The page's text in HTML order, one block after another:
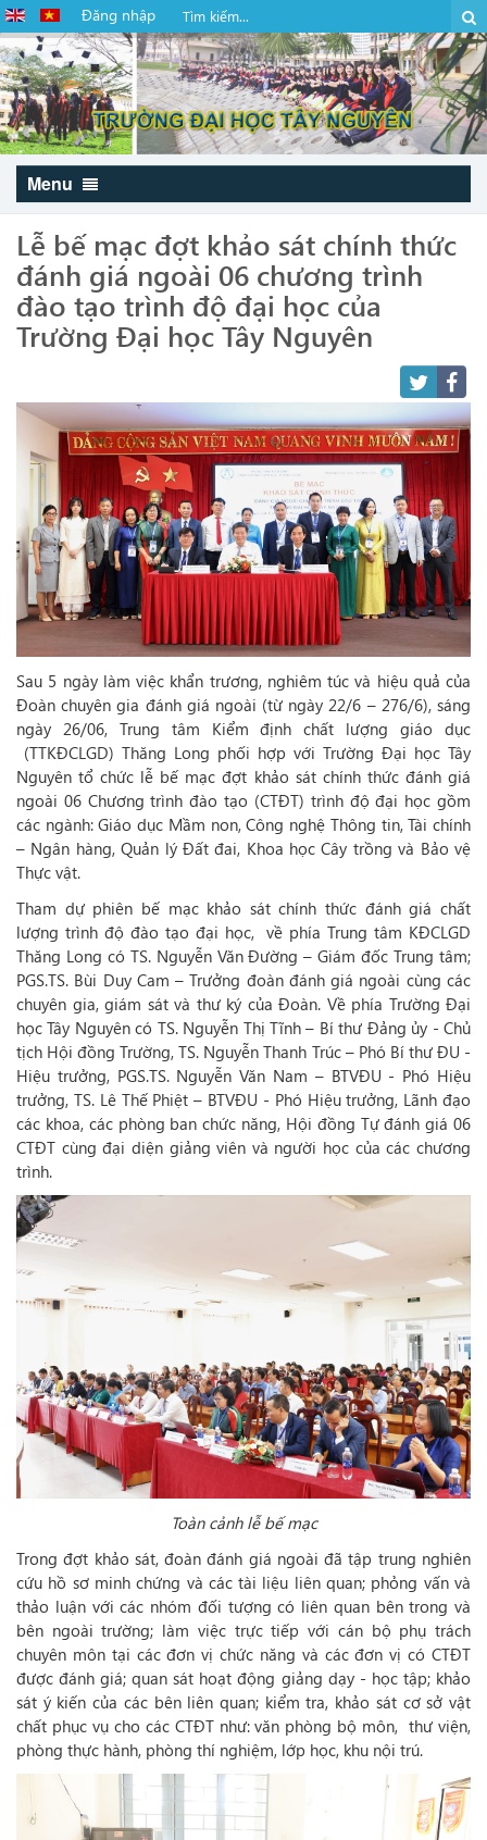
Đăng nhập
Menu
Lễ bế mạc đợt khảo sát chính thức
đánh giá ngoài 06 chương trình
đào tạo trình độ đại học của
Trường Đại học Tây Nguyên
Sau 5 ngày làm việc khẩn trương, nghiêm túc và hiệu quả của
Đoàn chuyên gia đánh giá ngoài (từ ngày 22/6 – 276/6), sáng
ngày 26/06, Trung tâm Kiểm định chất lượng giáo dục
(TTKĐCLGD) Thăng Long phối hợp với Trường Đại học Tây
Nguyên tổ chức lễ bế mạc đợt khảo sát chính thức đánh giá
ngoài 06 Chương trình đào tạo (CTĐT) trình độ đại học gồm
các ngành: Giáo dục Mầm non, Công nghệ Thông tin, Tài chính
– Ngân hàng, Quản lý Đất đai, Khoa học Cây trồng và Bảo vệ
Thực vật.
Tham dự phiên bế mạc khảo sát chính thức đánh giá chất
lượng trình độ đào tạo đại học, về phía Trung tâm KĐCLGD
Thăng Long có TS. Nguyễn Văn Đường – Giám đốc Trung tâm;
PGS.TS. Bùi Duy Cam – Trưởng đoàn đánh giá ngoài cùng các
chuyên gia, giám sát và thư ký của Đoàn. Về phía Trường Đại
học Tây Nguyên có TS. Nguyễn Thị Tĩnh – Bí thư Đảng ủy - Chủ
tịch Hội đồng Trường, TS. Nguyễn Thanh Trúc – Phó Bí thư ĐU -
Hiệu trưởng, PGS.TS. Nguyễn Văn Nam – BTVĐU - Phó Hiệu
trưởng, TS. Lê Thế Phiệt – BTVĐU - Phó Hiệu trưởng, Lãnh đạo
các khoa, các phòng ban chức năng, Hội đồng Tự đánh giá 06
CTĐT cùng đại diện giảng viên và người học của các chương
trình.
Toàn cảnh lễ bế mạc
Trong đợt khảo sát, đoàn đánh giá ngoài đã tập trung nghiên
cứu hồ sơ minh chứng và các tài liệu liên quan; phỏng vấn và
thảo luận với các nhóm đối tượng có liên quan bên trong và
bên ngoài trường; làm việc trực tiếp với cán bộ phụ trách
chuyên môn tại các đơn vị chức năng và các đơn vị có CTĐT
được đánh giá; quan sát hoạt động giảng dạy - học tập; khảo
sát ý kiến của các bên liên quan; kiểm tra, khảo sát cơ sở vật
chất phục vụ cho các CTĐT như: văn phòng bộ môn, thư viện,
phòng thực hành, phòng thí nghiệm, lớp học, khu nội trú.